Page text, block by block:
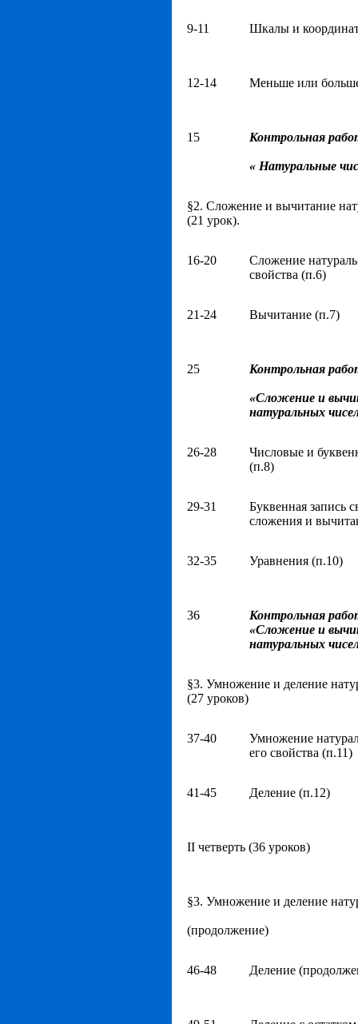
9-11 Шкалы и
12-14 Меньше или
15 Контрольная
« Натуральные
§2. Сложение и вычитание
(21 урок).
16-20
Сложение
свойства (п.6)
21-24 Вычитание (п.7)
25 Контрольная
«Сложение и
натуральных
26-28
Числовые и
(п.8)
29-31
Буквенная запись
сложения и
32-35 Уравнения (п.10)
36
Контрольная
«Сложение и
натуральных
§3. Умножение и деление
(27 уроков)
37-40
Умножение
его свойства (п.11)
41-45 Деление (п.12)
ΙΙ четверть (36 уроков)
§3. Умножение и деление
(продолжение)
46-48 Деление